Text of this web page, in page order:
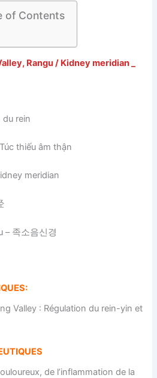
of Contents
Rangu / Kidney meridian _
du rein
thiếu âm thận
meridian
– 족소음신경
Valley : Régulation du rein-yin et
de l’inflammation de la